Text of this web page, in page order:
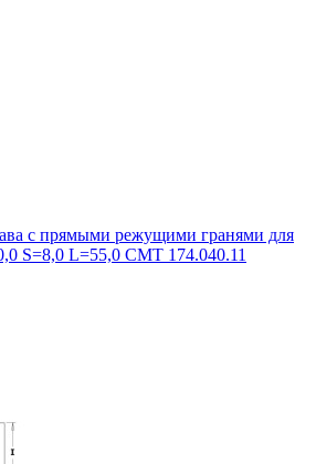
с прямыми режущими гранями для
S=8,0 L=55,0 CMT 174.040.11